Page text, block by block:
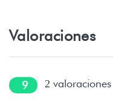
Valoraciones
9 2 valoraciones